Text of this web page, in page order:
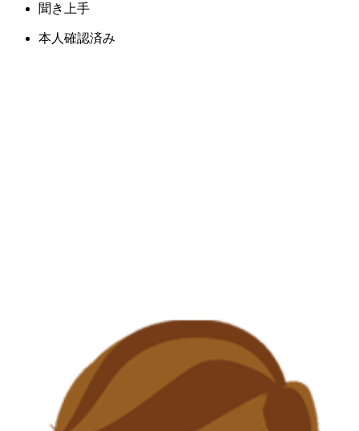
聞き上手
本人確認済み